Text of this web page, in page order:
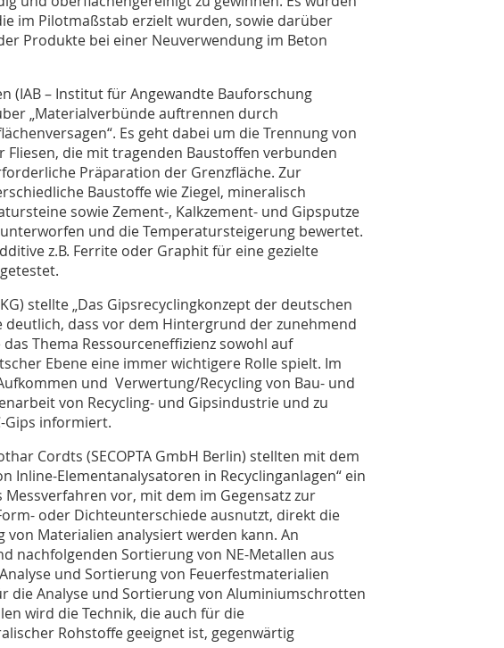
im Pilotmaßstab erzielt wurden, sowie darüber
Produkte bei einer Neuverwendung im Beton
(IAB – Institut für Angewandte Bauforschung
„Materialverbünde auftrennen durch
Es geht dabei um die Trennung von
Fliesen, die mit tragenden Baustoffen verbunden
Präparation der Grenzfläche. Zur
Baustoffe wie Ziegel, mineralisch
sowie Zement-, Kalkzement- und Gipsputze
und die Temperatursteigerung bewertet.
z.B. Ferrite oder Graphit für eine gezielte
stellte „Das Gipsrecyclingkonzept der deutschen
dass vor dem Hintergrund der zunehmend
Thema Ressourceneffizienz sowohl auf
Ebene eine immer wichtigere Rolle spielt. Im
und Verwertung/Recycling von Bau- und
von Recycling- und Gipsindustrie und zu
Gips informiert.
Cordts (SECOPTA GmbH Berlin) stellten mit dem
Inline-Elementanalysatoren in Recyclinganlagen“ ein
vor, mit dem im Gegensatz zur
oder Dichteunterschiede ausnutzt, direkt die
von Materialien analysiert werden kann. An
nachfolgenden Sortierung von NE-Metallen aus
und Sortierung von Feuerfestmaterialien
die Analyse und Sortierung von Aluminiumschrotten
wird die Technik, die auch für die
Rohstoffe geeignet ist, gegenwärtig